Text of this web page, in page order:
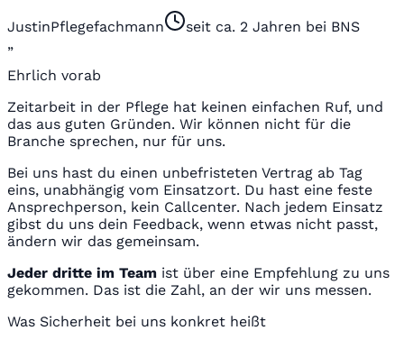
JustinPflegefachmann
seit ca. 2 Jahren bei BNS
„
Ehrlich vorab
Zeitarbeit in der Pflege hat keinen einfachen Ruf, und
das aus guten Gründen. Wir können nicht für die
Branche sprechen, nur für uns.
Bei uns hast du einen unbefristeten Vertrag ab Tag
eins, unabhängig vom Einsatzort. Du hast eine feste
Ansprechperson, kein Callcenter. Nach jedem Einsatz
gibst du uns dein Feedback, wenn etwas nicht passt,
ändern wir das gemeinsam.
Jeder dritte im Team ist über eine Empfehlung zu uns
gekommen. Das ist die Zahl, an der wir uns messen.
Was Sicherheit bei uns konkret heißt